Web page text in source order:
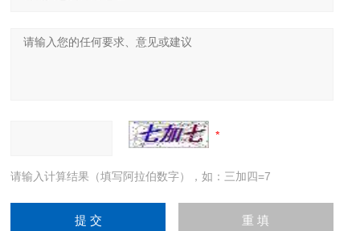
请输入计算结果（填写阿拉伯数字），如：三加四=7